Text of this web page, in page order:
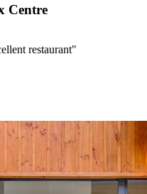
Centre
restaurant"